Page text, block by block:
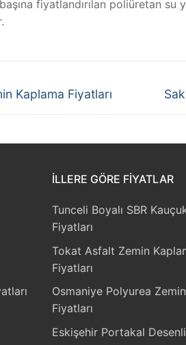
fiyatlandırılan poliüretan su
Kaplama Fiyatları
İLLERE GÖRE FIYATLAR
Tunceli Boyalı SBR
Fiyatları
Tokat Asfalt Zemin
Fiyatları
Osmaniye Polyurea
Fiyatları
Eskişehir Portakal